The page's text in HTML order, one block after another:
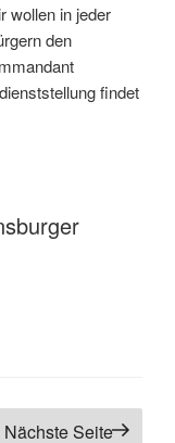
wollen in jeder
den
findet
Nächste Seite